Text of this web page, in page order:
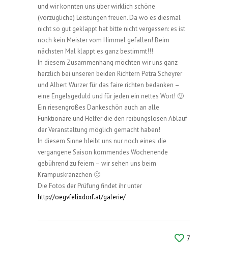
und wir konnten uns über wirklich schöne
(vorzügliche) Leistungen freuen. Da wo es diesmal
nicht so gut geklappt hat bitte nicht vergessen: es ist
noch kein Meister vom Himmel gefallen! Beim
nächsten Mal klappt es ganz bestimmt!!!
In diesem Zusammenhang möchten wir uns ganz
herzlich bei unseren beiden Richtern Petra Scheyrer
und Albert Wurzer für das faire richten bedanken –
eine Engelsgeduld und für jeden ein nettes Wort! 🙂
Ein riesengroßes Dankeschön auch an alle
Funktionäre und Helfer die den reibungslosen Ablauf
der Veranstaltung möglich gemacht haben!
In diesem Sinne bleibt uns nur noch eines: die
vergangene Saison kommendes Wochenende
gebührend zu feiern – wir sehen uns beim
Krampuskränzchen 🙂
Die Fotos der Prüfung findet ihr unter
http://oegvfelixdorf.at/galerie/
7